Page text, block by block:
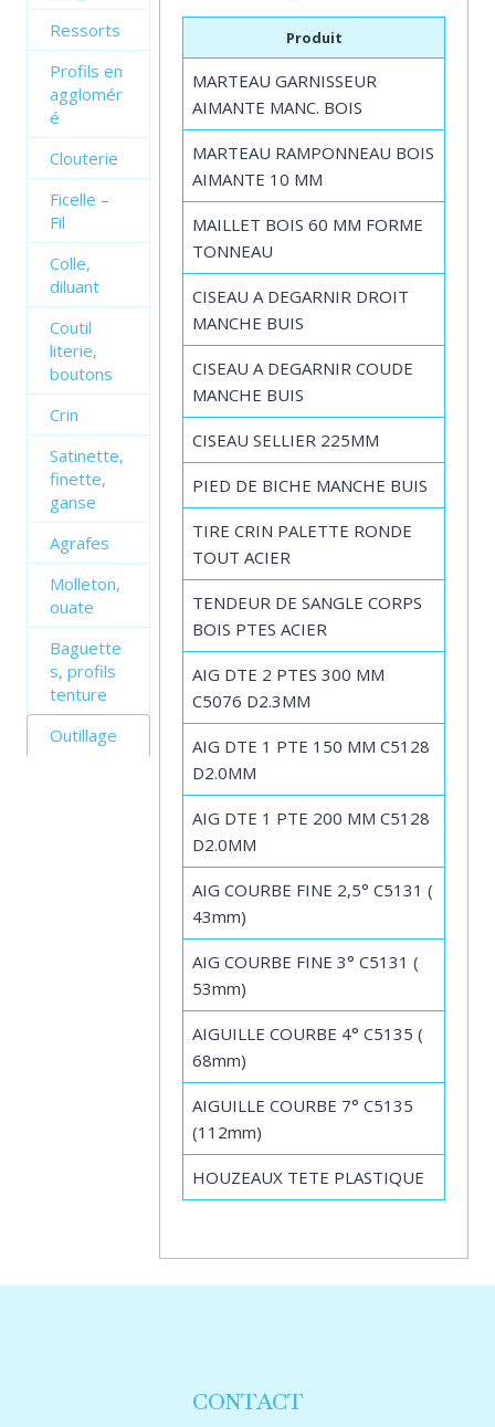
Ressorts
Profils en
agglomér
é
Clouterie
Ficelle –
Fil
Colle,
diluant
Coutil
literie,
boutons
Crin
Satinette,
finette,
ganse
Agrafes
Molleton,
ouate
Baguette
s, profils
tenture
Outillage
Produit
MARTEAU GARNISSEUR
AIMANTE MANC. BOIS
MARTEAU RAMPONNEAU BOIS
AIMANTE 10 MM
MAILLET BOIS 60 MM FORME
TONNEAU
CISEAU A DEGARNIR DROIT
MANCHE BUIS
CISEAU A DEGARNIR COUDE
MANCHE BUIS
CISEAU SELLIER 225MM
PIED DE BICHE MANCHE BUIS
TIRE CRIN PALETTE RONDE
TOUT ACIER
TENDEUR DE SANGLE CORPS
BOIS PTES ACIER
AIG DTE 2 PTES 300 MM
C5076 D2.3MM
AIG DTE 1 PTE 150 MM C5128
D2.0MM
AIG DTE 1 PTE 200 MM C5128
D2.0MM
AIG COURBE FINE 2,5° C5131 (
43mm)
AIG COURBE FINE 3° C5131 (
53mm)
AIGUILLE COURBE 4° C5135 (
68mm)
AIGUILLE COURBE 7° C5135
(112mm)
HOUZEAUX TETE PLASTIQUE
CONTACT